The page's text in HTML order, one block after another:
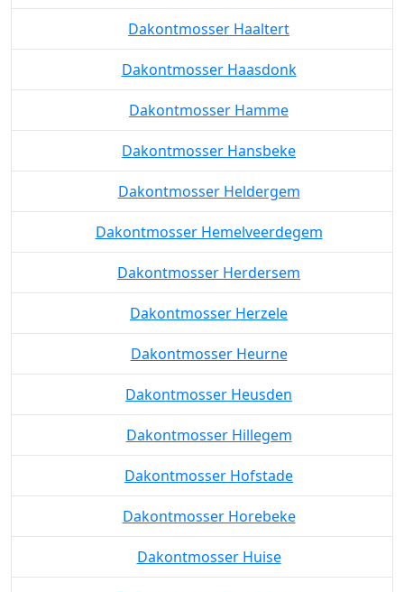
Dakontmosser Haaltert
Dakontmosser Haasdonk
Dakontmosser Hamme
Dakontmosser Hansbeke
Dakontmosser Heldergem
Dakontmosser Hemelveerdegem
Dakontmosser Herdersem
Dakontmosser Herzele
Dakontmosser Heurne
Dakontmosser Heusden
Dakontmosser Hillegem
Dakontmosser Hofstade
Dakontmosser Horebeke
Dakontmosser Huise